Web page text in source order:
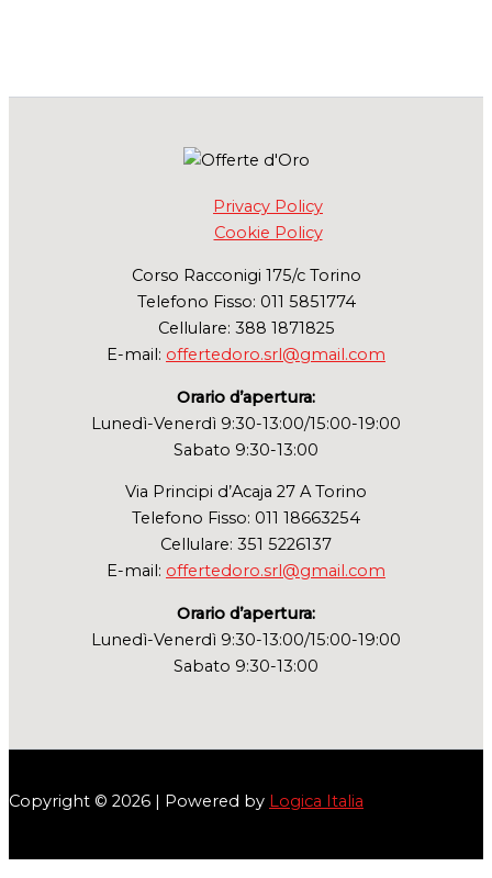
Privacy Policy
Cookie Policy
Corso Racconigi 175/c Torino
Telefono Fisso: 011 5851774
Cellulare: 388 1871825
E-mail: offertedoro.srl@gmail.com
Orario d’apertura:
Lunedì-Venerdì 9:30-13:00/15:00-19:00
Sabato 9:30-13:00
Via Principi d’Acaja 27 A Torino
Telefono Fisso: 011 18663254
Cellulare: 351 5226137
E-mail: offertedoro.srl@gmail.com
Orario d’apertura:
Lunedì-Venerdì 9:30-13:00/15:00-19:00
Sabato 9:30-13:00
Copyright © 2026 | Powered by Logica Italia